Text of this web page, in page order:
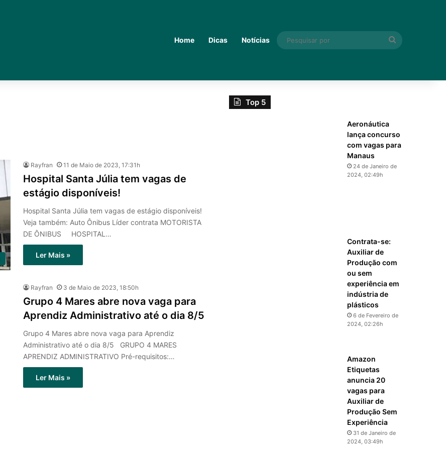
Home Dicas Notícias
Pesquisar
Rayfran 11 de Maio de 2023, 17:31h
Hospital Santa Júlia tem vagas de
estágio disponíveis!
Hospital Santa Júlia tem vagas de estágio disponíveis!
Veja também: Auto Ônibus Líder contrata MOTORISTA
DE ÔNIBUS HOSPITAL…
Ler Mais »
Rayfran 3 de Maio de 2023, 18:50h
Grupo 4 Mares abre nova vaga para
Aprendiz Administrativo até o dia 8/5
Grupo 4 Mares abre nova vaga para Aprendiz
Administrativo até o dia 8/5 GRUPO 4 MARES
APRENDIZ ADMINISTRATIVO Pré-requisitos:…
Ler Mais »
Top 5
Aeronáutica
lança concurso
com vagas para
Manaus
24 de Janeiro de
2024, 02:49h
Contrata-se:
Auxiliar de
Produção com
ou sem
experiência em
indústria de
plásticos
6 de Fevereiro de
2024, 02:26h
Amazon
Etiquetas
anuncia 20
vagas para
Auxiliar de
Produção Sem
Experiência
31 de Janeiro de
2024, 03:49h